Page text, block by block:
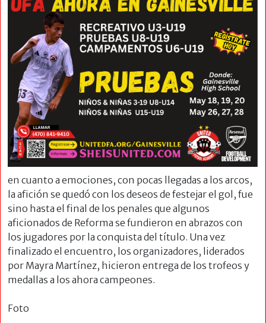
en cuanto a emociones, con pocas llegadas a los arcos,
la afición se quedó con los deseos de festejar el gol, fue
sino hasta el final de los penales que algunos
aficionados de Reforma se fundieron en abrazos con
los jugadores por la conquista del título. Una vez
finalizado el encuentro, los organizadores, liderados
por Mayra Martínez, hicieron entrega de los trofeos y
medallas a los ahora campeones.
Foto